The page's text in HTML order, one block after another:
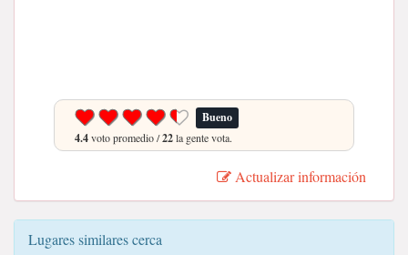
Bueno
4.4voto promedio /22la gente vota.
Actualizar información
Lugares similares cerca